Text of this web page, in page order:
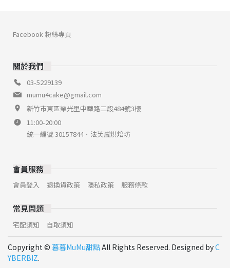
關於我們
03-5229139
mumu4cake@gmail.com
新竹市東區榮光里中華路二段484號3樓
11:00-20:00
統一編號 30157844．法芙嵐烘焙坊
會員服務
會員登入 退換貨政策 隱私政策 服務條款
常見問題
宅配須知 自取須知
Facebook 粉絲專頁
Copyright © 暮暮MuMu甜點All Rights Reserved. Designed byC
YBERBIZ.